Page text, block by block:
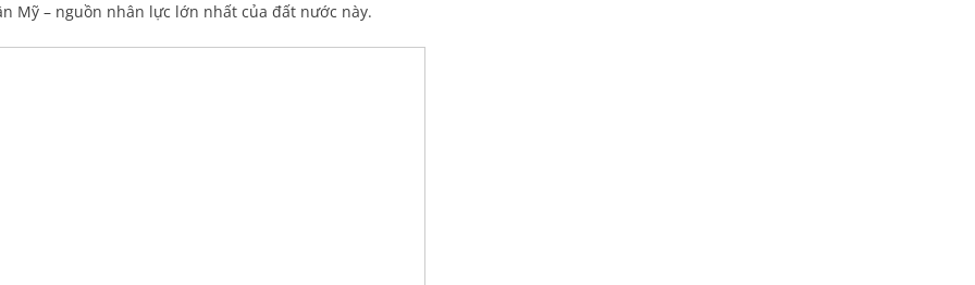
Mỹ – nguồn nhân lực lớn nhất của đất nước này.